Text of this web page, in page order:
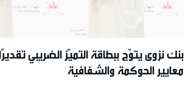
بنك نزوى يتوّج ببطاقة التميّز الضريبي تقديرًا
معايير الحوكمة والشفافية